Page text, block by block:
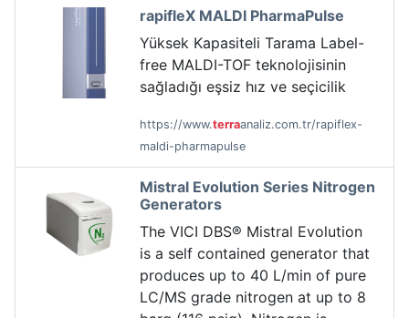
rapifleX MALDI PharmaPulse
Yüksek Kapasiteli Tarama Label-
free MALDI-TOF teknolojisinin
sağladığı eşsiz hız ve seçicilik
https://www.terraanaliz.com.tr/rapiflex-
maldi-pharmapulse
Mistral Evolution Series Nitrogen
Generators
The VICI DBS® Mistral Evolution
is a self contained generator that
produces up to 40 L/min of pure
LC/MS grade nitrogen at up to 8